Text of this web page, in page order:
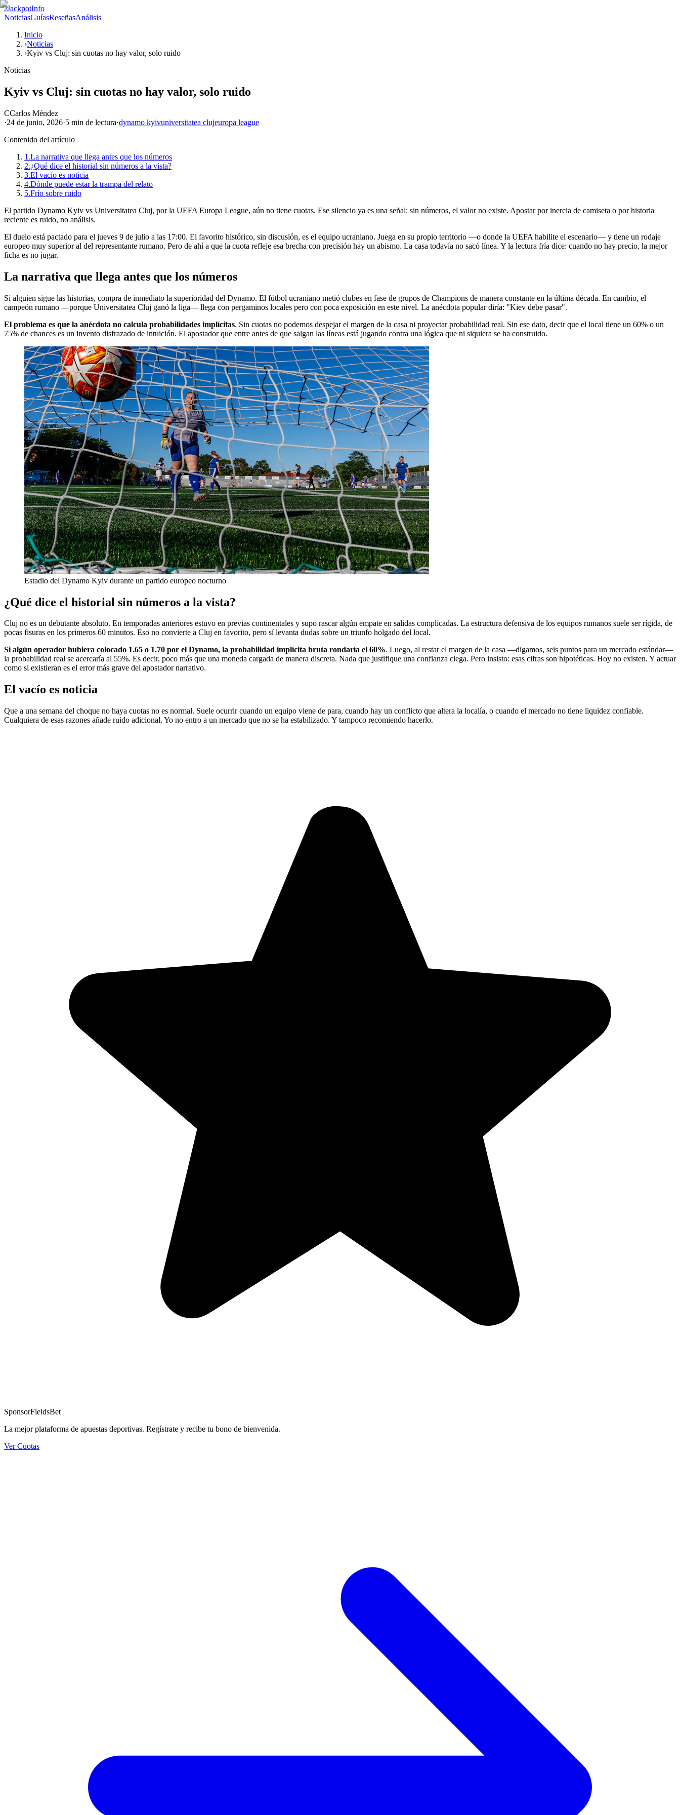
JJackpotInfo
NoticiasGuíasReseñasAnálisis
Inicio
›Noticias
›Kyiv vs Cluj: sin cuotas no hay valor, solo ruido
Noticias
Kyiv vs Cluj: sin cuotas no hay valor, solo ruido
CCarlos Méndez
·24 de junio, 2026·5 min de lectura·dynamo kyivuniversitatea clujeuropa league
Contenido del artículo
1.La narrativa que llega antes que los números
2.¿Qué dice el historial sin números a la vista?
3.El vacío es noticia
4.Dónde puede estar la trampa del relato
5.Frío sobre ruido
El partido Dynamo Kyiv vs Universitatea Cluj, por la UEFA Europa League, aún no tiene cuotas. Ese silencio ya es una señal: sin números, el valor no existe. Apostar por inercia de camiseta o por historia
reciente es ruido, no análisis.
El duelo está pactado para el jueves 9 de julio a las 17:00. El favorito histórico, sin discusión, es el equipo ucraniano. Juega en su propio territorio —o donde la UEFA habilite el escenario— y tiene un rodaje
europeo muy superior al del representante rumano. Pero de ahí a que la cuota refleje esa brecha con precisión hay un abismo. La casa todavía no sacó línea. Y la lectura fría dice: cuando no hay precio, la mejor
ficha es no jugar.
La narrativa que llega antes que los números
Si alguien sigue las historias, compra de inmediato la superioridad del Dynamo. El fútbol ucraniano metió clubes en fase de grupos de Champions de manera constante en la última década. En cambio, el
campeón rumano —porque Universitatea Cluj ganó la liga— llega con pergaminos locales pero con poca exposición en este nivel. La anécdota popular diría: "Kiev debe pasar".
El problema es que la anécdota no calcula probabilidades implícitas. Sin cuotas no podemos despejar el margen de la casa ni proyectar probabilidad real. Sin ese dato, decir que el local tiene un 60% o un
75% de chances es un invento disfrazado de intuición. El apostador que entre antes de que salgan las líneas está jugando contra una lógica que ni siquiera se ha construido.
Estadio del Dynamo Kyiv durante un partido europeo nocturno
¿Qué dice el historial sin números a la vista?
Cluj no es un debutante absoluto. En temporadas anteriores estuvo en previas continentales y supo rascar algún empate en salidas complicadas. La estructura defensiva de los equipos rumanos suele ser rígida, de
pocas fisuras en los primeros 60 minutos. Eso no convierte a Cluj en favorito, pero sí levanta dudas sobre un triunfo holgado del local.
Si algún operador hubiera colocado 1.65 o 1.70 por el Dynamo, la probabilidad implícita bruta rondaría el 60%. Luego, al restar el margen de la casa —digamos, seis puntos para un mercado estándar—
la probabilidad real se acercaría al 55%. Es decir, poco más que una moneda cargada de manera discreta. Nada que justifique una confianza ciega. Pero insisto: esas cifras son hipotéticas. Hoy no existen. Y actuar
como si existieran es el error más grave del apostador narrativo.
El vacío es noticia
Que a una semana del choque no haya cuotas no es normal. Suele ocurrir cuando un equipo viene de para, cuando hay un conflicto que altera la localía, o cuando el mercado no tiene liquidez confiable.
Cualquiera de esas razones añade ruido adicional. Yo no entro a un mercado que no se ha estabilizado. Y tampoco recomiendo hacerlo.
SponsorFieldsBet
La mejor plataforma de apuestas deportivas. Regístrate y recibe tu bono de bienvenida.
Ver Cuotas